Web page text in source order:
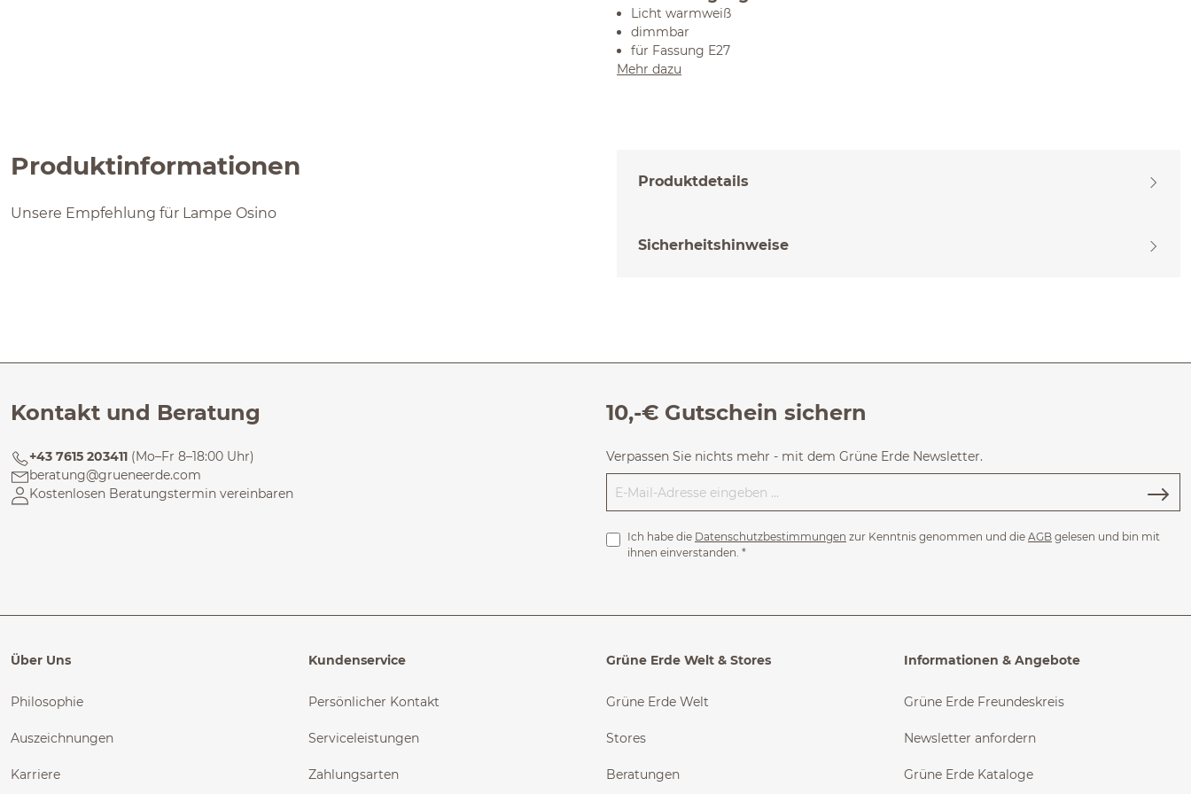
Licht warmweiß
dimmbar
für Fassung E27
Mehr dazu
Produktinformationen
Unsere Empfehlung für Lampe Osino
Produktdetails
Sicherheitshinweise
Kontakt und Beratung
+43 7615 203411 (Mo–Fr 8–18:00 Uhr)
beratung@grueneerde.com
Kostenlosen Beratungstermin vereinbaren
10,-€ Gutschein sichern
Verpassen Sie nichts mehr - mit dem Grüne Erde Newsletter.
Ich habe die Datenschutzbestimmungen zur Kenntnis genommen und die AGB gelesen und bin mit
ihnen einverstanden. *
Über Uns
Philosophie
Auszeichnungen
Karriere
Kundenservice
Persönlicher Kontakt
Serviceleistungen
Zahlungsarten
Grüne Erde Welt & Stores
Grüne Erde Welt
Stores
Beratungen
Informationen & Angebote
Grüne Erde Freundeskreis
Newsletter anfordern
Grüne Erde Kataloge